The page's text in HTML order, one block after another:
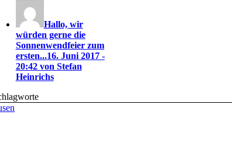
Hallo, wir
würden gerne die
Sonnenwendfeier zum
ersten...16. Juni 2017 -
20:42 von Stefan
Heinrichs